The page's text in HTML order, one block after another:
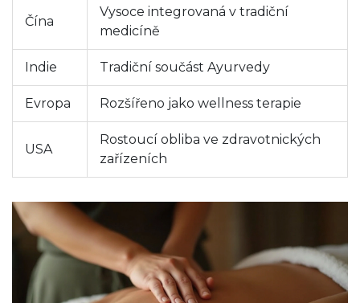
Čína
Vysoce integrovaná v tradiční
medicíně
Indie Tradiční součást Ayurvedy
Evropa Rozšířeno jako wellness terapie
USA
Rostoucí obliba ve zdravotnických
zařízeních